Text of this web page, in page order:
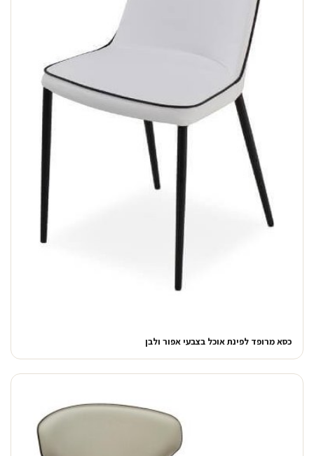
כסא מרופד לפינת אוכל בצבעי אפור ולבן